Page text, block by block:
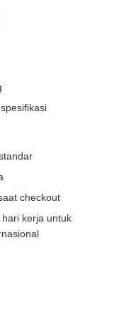
checkout
kerja untuk